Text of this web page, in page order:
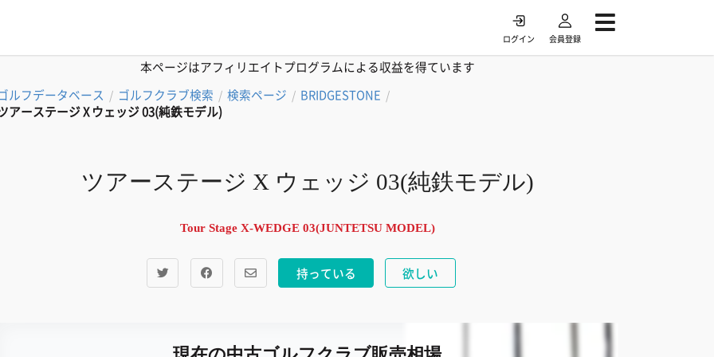
ログイン 会員登録
本ページはアフィリエイトプログラムによる収益を得ています
ルフデータベース / ゴルフクラブ検索 / 検索ページ / BRIDGESTONE /
アーステージ X ウェッジ 03(純鉄モデル)
ツアーステージ X ウェッジ 03(純鉄モデル)
Tour Stage X-WEDGE 03(JUNTETSU MODEL)
持っている 欲しい